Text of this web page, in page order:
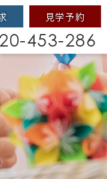
見学予約
453-286